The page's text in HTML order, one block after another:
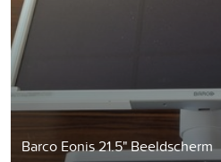
Barco Eonis 21.5" Beeldscherm